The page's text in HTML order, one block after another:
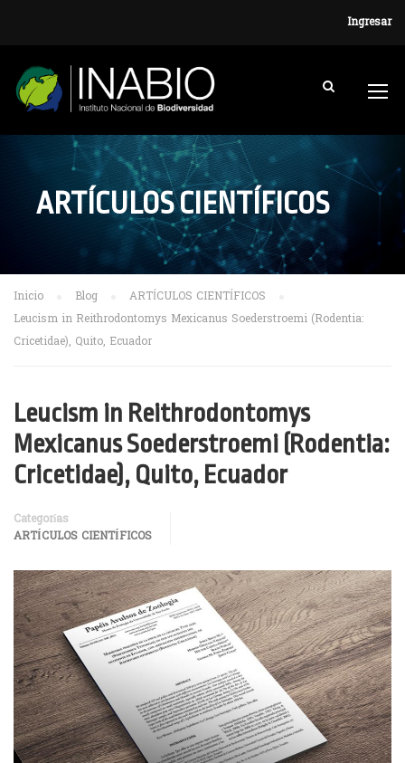
Ingresar
ARTÍCULOS CIENTÍFICOS
Inicio Blog
ARTÍCULOS CIENTÍFICOS
Leucism in Reithrodontomys Mexicanus Soederstroemi (Rodentia:
Cricetidae), Quito, Ecuador
Leucism in Reithrodontomys
Mexicanus Soederstroemi (Rodentia:
Cricetidae), Quito, Ecuador
Categorías
ARTÍCULOS CIENTÍFICOS